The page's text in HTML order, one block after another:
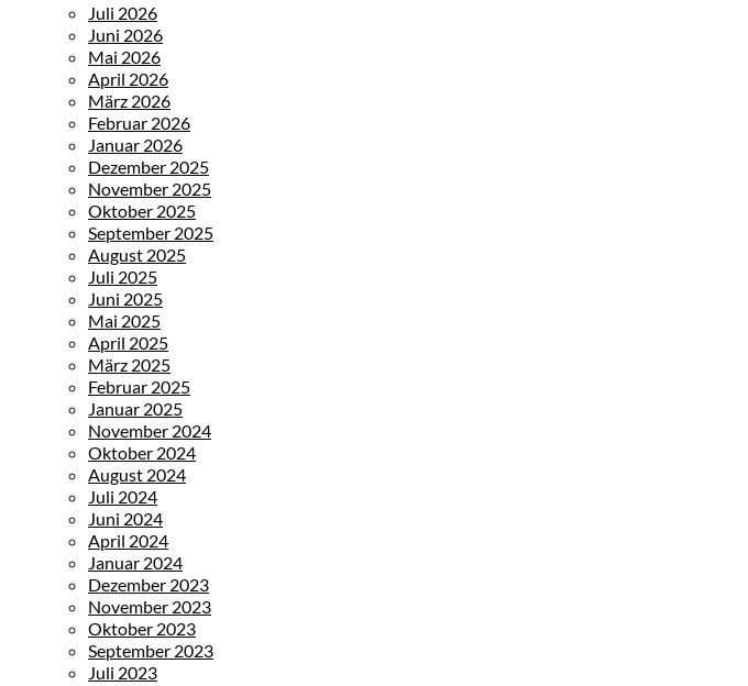
Juli 2026
Juni 2026
Mai 2026
April 2026
März 2026
Februar 2026
Januar 2026
Dezember 2025
November 2025
Oktober 2025
September 2025
August 2025
Juli 2025
Juni 2025
Mai 2025
April 2025
März 2025
Februar 2025
Januar 2025
November 2024
Oktober 2024
August 2024
Juli 2024
Juni 2024
April 2024
Januar 2024
Dezember 2023
November 2023
Oktober 2023
September 2023
Juli 2023